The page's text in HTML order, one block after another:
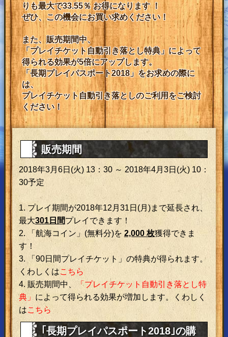
りも最大で33.55％ お得になります ！
ぜひ、この機会にお買い求めください！
また、販売期間中、
「プレイチケット自動引き落とし特典」によって
得られる効果が5倍にアップします。
「長期プレイパスポート2018」をお求めの際に
は、
プレイチケット自動引き落としのご利用をご検討
ください！
販売期間
2018年3月6日(火) 13：30 ～ 2018年4月3日(火) 10：
30予定
1. プレイ期間が2018年12月31日(月)まで延長され、
最大301日間プレイできます！
2. 「航海コイン」(無料分)を2,000 枚獲得できま
す！
3. 「90日間プレイチケット」の特典が得られます。
くわしくはこちら
4. 販売期間中、 「プレイチケット自動引き落とし特
典」 によって得られる効果が増加します。くわしく
はこちら
｢長期プレイパスポート2018｣の購